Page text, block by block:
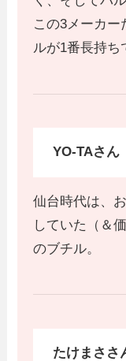
この3メーカー
ルが1番長持ち
YO-TAさん
仙台時代は、
していた（＆
のブチル。
たけまささ